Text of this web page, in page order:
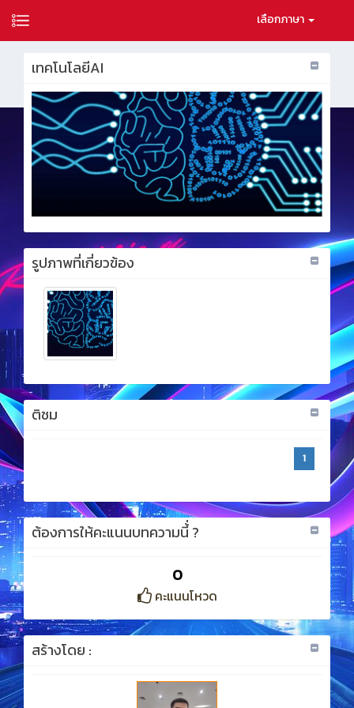
เลือกภาษา
เทคโนโลยีAI
รูปภาพที่เกี่ยวข้อง
ติชม
1
ต้องการให้คะแนนบทความนี้่ ?
0
คะแนนโหวด
สร้างโดย :